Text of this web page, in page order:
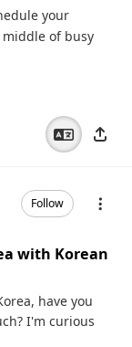
your
middle of busy
Follow
with Korean
have you
I'm curious